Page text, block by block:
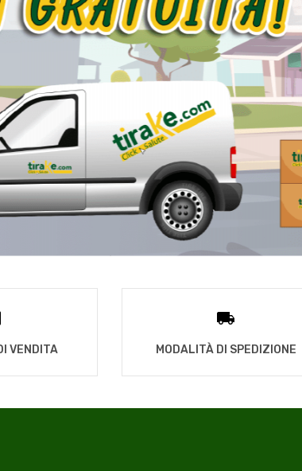
VENDITA MODALITÀ DI SPEDIZIONE